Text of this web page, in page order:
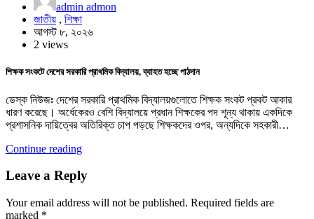
admin admon
জাতীয় , শিক্ষা
আগস্ট ৮, ২০২৬
2 views
শিক্ষক সংকটে দেশের সরকারি প্রাথমিক বিদ্যালয়, ব্যাহত হচ্ছে পাঠদান
ডেস্ক নিউজঃ দেশের সরকারি প্রাথমিক বিদ্যালয়গুলোতে শিক্ষক সংকট প্রকট আকার
ধারণ করেছে। অর্ধেকেরও বেশি বিদ্যালয়ে প্রধান শিক্ষকের পদ শূন্য থাকায় একদিকে
প্রশাসনিক দায়িত্বের অতিরিক্ত চাপ পড়ছে শিক্ষকদের ওপর, অন্যদিকে সহকারী…
Continue reading
Leave a Reply
Your email address will not be published. Required fields are
marked *